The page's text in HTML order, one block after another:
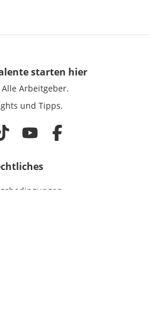
starten hier
Alle Arbeitgeber.
und Tipps.